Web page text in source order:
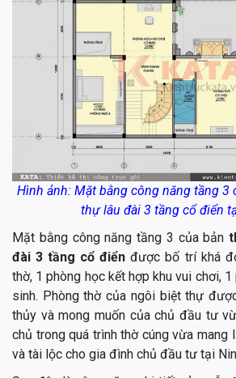
Hình ảnh: Mặt bằng công năng tầng 3
thự lâu đài 3 tầng cổ điển
Mặt bằng công năng tầng 3 của bản
đài 3 tầng cổ điển được bố trí khá
thờ, 1 phòng học kết hợp khu vui chơi,
sinh. Phòng thờ của ngôi biệt thự
thủy và mong muốn của chủ đầu tư
chủ trong quá trình thờ cúng vừa mang
và tài lộc cho gia đình chủ đầu tư tại